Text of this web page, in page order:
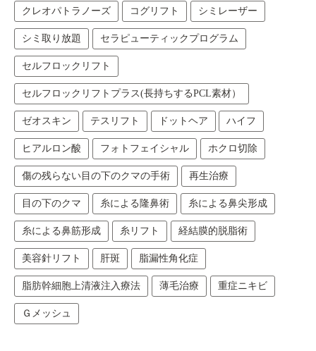
クレオパトラノーズ コグリフト シミレーザー
シミ取り放題 セラピューティックプログラム
セルフロックリフト
セルフロックリフトプラス(長持ちするPCL素材）
ゼオスキン テスリフト ドットヘア ハイフ
ヒアルロン酸 フォトフェイシャル ホクロ切除
傷の残らない目の下のクマの手術 再生治療
目の下のクマ 糸による隆鼻術 糸による鼻尖形成
糸による鼻筋形成 糸リフト 経結膜的脱脂術
美容針リフト 肝斑 脂漏性角化症
脂肪幹細胞上清液注入療法 薄毛治療 重症ニキビ
Ｇメッシュ